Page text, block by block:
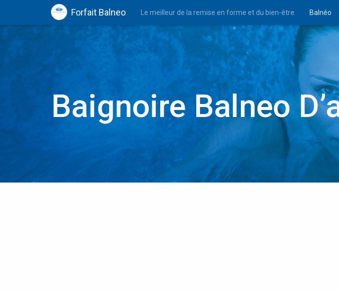
Forfait Balneo Le meilleur de la remise en forme et du bien-être Balnéo
Baignoire Balneo